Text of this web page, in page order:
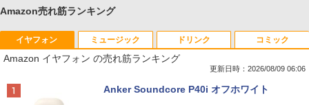
Amazon売れ筋ランキング
イヤフォン
Amazon イヤフォン の売れ筋ランキング
更新日時：2026/08/09 06:06
Anker Soundcore P40i オフホワイト
ミュージック ドリンク コミック